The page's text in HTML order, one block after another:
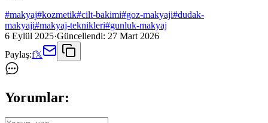
#makyaj#kozmetik#cilt-bakimi#goz-makyaji#dudak-
makyaji#makyaj-teknikleri#gunluk-makyaj
6 Eylül 2025·Güncellendi: 27 Mart 2026
Paylaş:f𝕏
Yorumlar: